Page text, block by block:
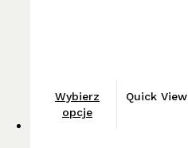
Wybierz
opcje
produkt
Quick View